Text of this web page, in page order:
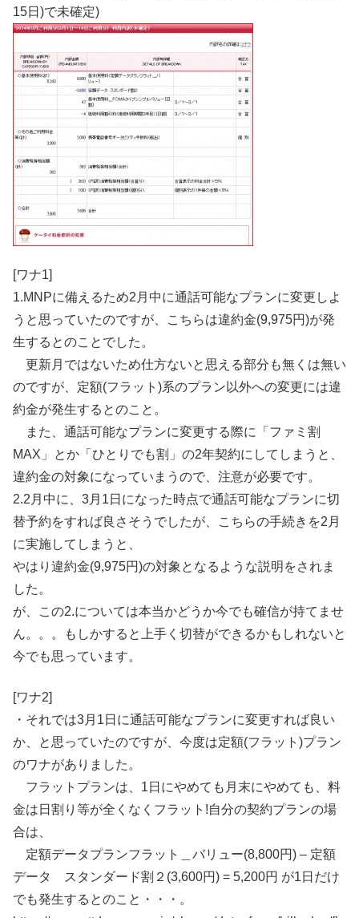
15日)で未確定)
[ワナ1]
1.MNPに備えるため2月中に通話可能なプランに変更しよ
うと思っていたのですが、こちらは違約金(9,975円)が発
生するとのことでした。
更新月ではないため仕方ないと思える部分も無くは無い
のですが、定額(フラット)系のプラン以外への変更には違
約金が発生するとのこと。
また、通話可能なプランに変更する際に「ファミ割
MAX」とか「ひとりでも割」の2年契約にしてしまうと、
違約金の対象になっていまうので、注意が必要です。
2.2月中に、3月1日になった時点で通話可能なプランに切
替予約をすれば良さそうでしたが、こちらの手続きを2月
に実施してしまうと、
やはり違約金(9,975円)の対象となるような説明をされま
した。
が、この2.については本当かどうか今でも確信が持てませ
ん。。。もしかすると上手く切替ができるかもしれないと
今でも思っています。
[ワナ2]
・それでは3月1日に通話可能なプランに変更すれば良い
か、と思っていたのですが、今度は定額(フラット)プラン
のワナがありました。
フラットプランは、1日にやめても月末にやめても、料
金は日割り等が全くなくフラット!自分の契約プランの場
合は、
定額データプランフラット＿バリュー(8,800円) – 定額
データ スタンダード割２(3,600円) = 5,200円 が1日だけ
でも発生するとのこと・・・。